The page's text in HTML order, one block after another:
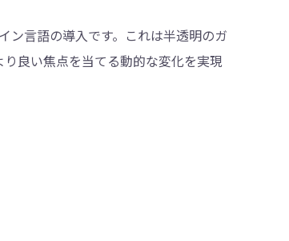
ン言語の導入です。これは半透明のガ
良い焦点を当てる動的な変化を実現